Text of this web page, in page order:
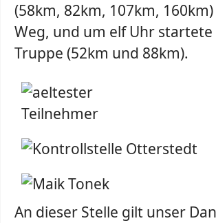
(58km, 82km, 107km,
Weg, und um elf Uhr startete
Truppe (52km und 88km).
An dieser Stelle gilt unser